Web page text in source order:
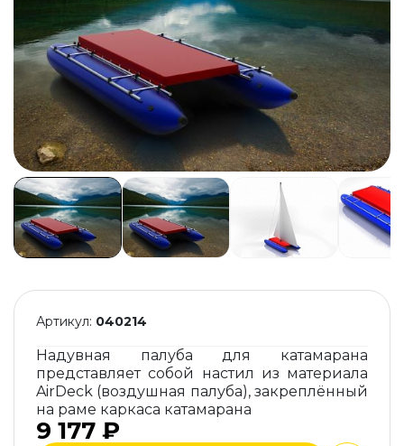
Артикул: 040214
Надувная палуба для катамарана
представляет собой настил из материала
AirDeck (воздушная палуба), закреплённый
на раме каркаса катамарана
9 177 ₽